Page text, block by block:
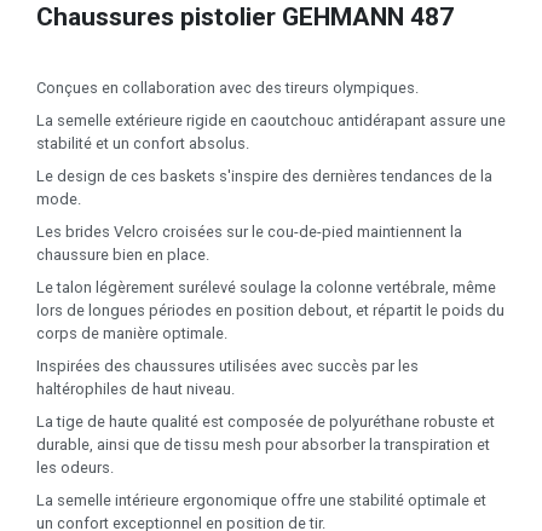
Chaussures pistolier GEHMANN 487
Conçues en collaboration avec des tireurs olympiques.
La semelle extérieure rigide en caoutchouc antidérapant assure une
stabilité et un confort absolus.
Le design de ces baskets s'inspire des dernières tendances de la
mode.
Les brides Velcro croisées sur le cou-de-pied maintiennent la
chaussure bien en place.
Le talon légèrement surélevé soulage la colonne vertébrale, même
lors de longues périodes en position debout, et répartit le poids du
corps de manière optimale.
Inspirées des chaussures utilisées avec succès par les
haltérophiles de haut niveau.
La tige de haute qualité est composée de polyuréthane robuste et
durable, ainsi que de tissu mesh pour absorber la transpiration et
les odeurs.
La semelle intérieure ergonomique offre une stabilité optimale et
un confort exceptionnel en position de tir.